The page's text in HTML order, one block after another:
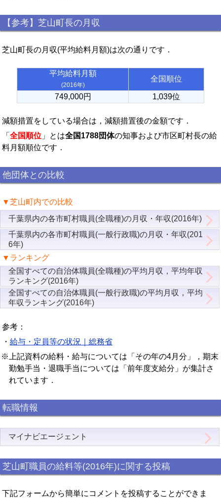
【参考】芝山町長の月収
芝山町長の月収(平均給料月額)は次の通りです．
平均給料月額
(2016年)
全国順位
749,000円 1,039位
減額措置をしている場合は，減額措置後の金額です．
「 全国順位 」とは全国1788団体の知事および市区町村長の給
料月額順位です．
他団体との比較
▼芝山町内での比較
千葉県内の各市町村職員(全職種)の月収・年収(2016年)
千葉県内の各市町村職員(一般行政職)の月収・年収(201
6年)
▼ランキング
全国すべての自治体職員(全職種)の平均月収，平均年収
ランキング(2016年)
全国すべての自治体職員(一般行政職)の平均月収，平均
年収ランキング(2016年)
参考：
・ 給与・定員等の状況｜総務省
※上記資料の給料・給与については「その年の4月分」，期末
勤勉手当・退職手当については「前年度支給分」が集計さ
れています．
転職情報
マイナビエージェント
芝山町職員の給料等(2016年)に関する投稿
下記フォームから簡単にコメントを投稿することができま